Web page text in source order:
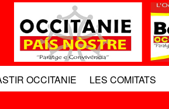
OCCITANIE LES COMITATS